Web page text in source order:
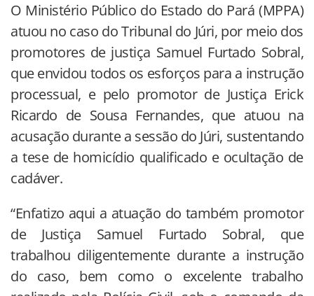
O Ministério Público do Estado do Pará (MPPA)
atuou no caso do Tribunal do Júri, por meio dos
promotores de justiça Samuel Furtado Sobral,
que envidou todos os esforços para a instrução
processual, e pelo promotor de Justiça Erick
Ricardo de Sousa Fernandes, que atuou na
acusação durante a sessão do Júri, sustentando
a tese de homicídio qualificado e ocultação de
cadáver.
“Enfatizo aqui a atuação do também promotor
de Justiça Samuel Furtado Sobral, que
trabalhou diligentemente durante a instrução
do caso, bem como o excelente trabalho